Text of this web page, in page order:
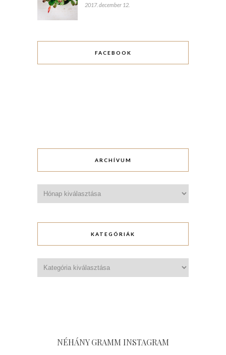
2017. december 12.
FACEBOOK
ARCHÍVUM
KATEGÓRIÁK
NÉHÁNY GRAMM INSTAGRAM